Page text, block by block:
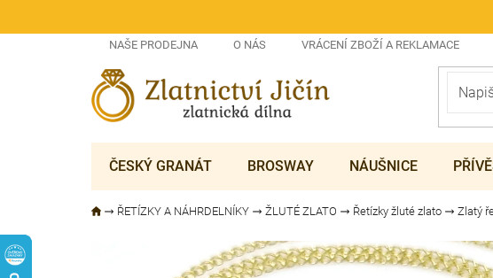
NAŠE PRODEJNA O NÁS VRÁCENÍ ZBOŽÍ A REKLAMACE
ČESKÝ GRANÁT BROSWAY NÁUŠNICE
ŘETÍZKY A NÁHRDELNÍKY ŽLUTÉ ZLATO Řetízky žluté zlato Zlatý